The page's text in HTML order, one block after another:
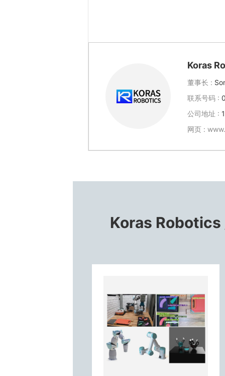
Koras
董事长 :
联系号码 :
公司地址 :
网页 :
Koras